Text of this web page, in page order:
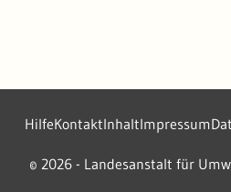
2026 - Landesanstalt für
HilfeKontaktInhaltImpressum